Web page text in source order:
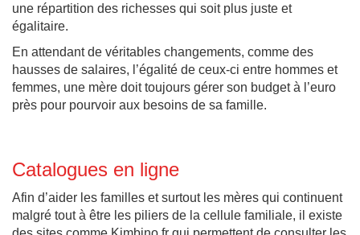
une répartition des richesses qui soit plus juste et
égalitaire.
En attendant de véritables changements, comme des
hausses de salaires, l’égalité de ceux-ci entre hommes et
femmes, une mère doit toujours gérer son budget à l’euro
près pour pourvoir aux besoins de sa famille.
Catalogues en ligne
Afin d’aider les familles et surtout les mères qui continuent
malgré tout à être les piliers de la cellule familiale, il existe